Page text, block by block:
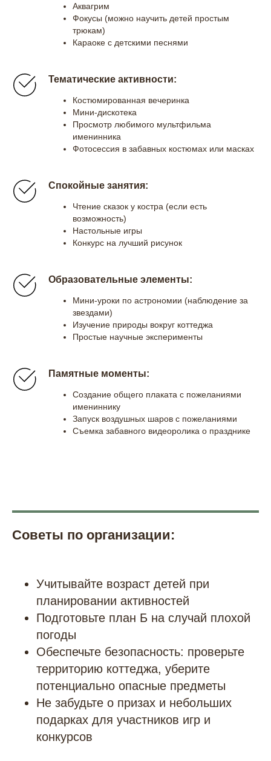
Аквагрим
Фокусы (можно научить детей простым
трюкам)
Караоке с детскими песнями
Тематические активности:
Костюмированная вечеринка
Мини-дискотека
Просмотр любимого мультфильма
именинника
Фотосессия в забавных костюмах или масках
Спокойные занятия:
Чтение сказок у костра (если есть
возможность)
Настольные игры
Конкурс на лучший рисунок
Образовательные элементы:
Мини-уроки по астрономии (наблюдение за
звездами)
Изучение природы вокруг коттеджа
Простые научные эксперименты
Памятные моменты:
Создание общего плаката с пожеланиями
имениннику
Запуск воздушных шаров с пожеланиями
Съемка забавного видеоролика о празднике
Советы по организации:
Учитывайте возраст детей при
планировании активностей
Подготовьте план Б на случай плохой
погоды
Обеспечьте безопасность: проверьте
территорию коттеджа, уберите
потенциально опасные предметы
Не забудьте о призах и небольших
подарках для участников игр и
конкурсов